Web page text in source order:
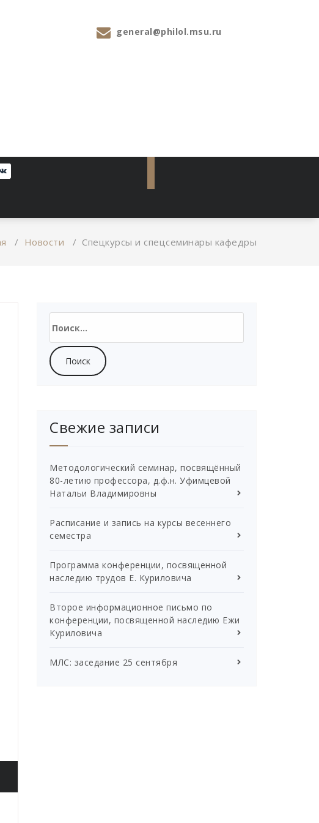
general@philol.msu.ru
/ Новости / Спецкурсы и спецсеминары кафедры
Свежие записи
Методологический семинар, посвящённый
80-летию профессора, д.ф.н. Уфимцевой
Натальи Владимировны
Расписание и запись на курсы весеннего
семестра
Программа конференции, посвященной
наследию трудов Е. Куриловича
Второе информационное письмо по
конференции, посвященной наследию Ежи
Куриловича
МЛС: заседание 25 сентября